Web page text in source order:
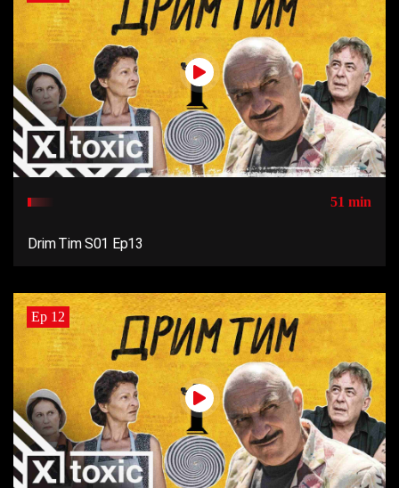
51 min
Drim Tim S01 Ep13
Ep 12